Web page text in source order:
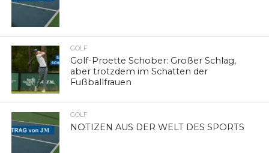
GOLF
Golf-Proette Schober: Großer Schlag,
aber trotzdem im Schatten der
Fußballfrauen
GOLF
NOTIZEN AUS DER WELT DES SPORTS